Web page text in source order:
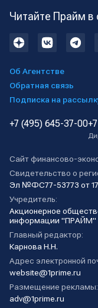
Читайте Прайм в
Об Агентстве
Обратная связь
Подписка на
+7 (495) 645-37-00
Сайт финансово-
Свидетельство о
Эл №ФС77-53773 от
Учредитель:
Акционерное
информации "ПРАЙМ"
Главный редактор:
Карнова Н.Н.
Адрес электронной
website@1prime.ru
Размещение рекламы:
adv@1prime.ru